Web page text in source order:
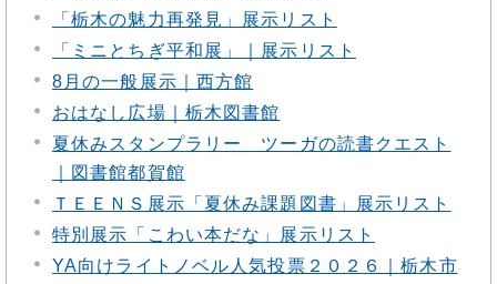
「栃木の魅力再発見」展示リスト
「ミニとちぎ平和展」｜展示リスト
8月の一般展示｜西方館
おはなし広場｜栃木図書館
夏休みスタンプラリー ツーガの読書クエスト
｜図書館都賀館
ＴＥＥＮＳ展示「夏休み課題図書」展示リスト
特別展示「こわい本だな」展示リスト
YA向けライトノベル人気投票２０２６｜栃木市